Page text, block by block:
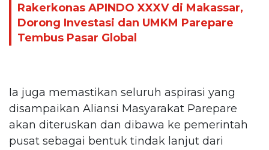
Rakerkonas APINDO XXXV di Makassar,
Dorong Investasi dan UMKM Parepare
Tembus Pasar Global
Ia juga memastikan seluruh aspirasi yang
disampaikan Aliansi Masyarakat Parepare
akan diteruskan dan dibawa ke pemerintah
pusat sebagai bentuk tindak lanjut dari